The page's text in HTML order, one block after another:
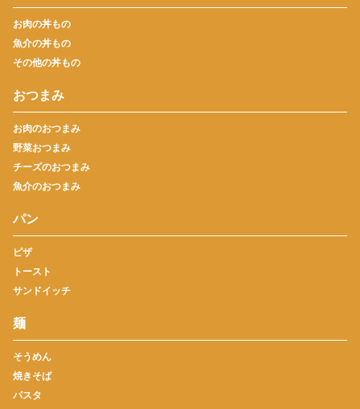
お肉の丼もの
魚介の丼もの
その他の丼もの
おつまみ
お肉のおつまみ
野菜おつまみ
チーズのおつまみ
魚介のおつまみ
パン
ピザ
トースト
サンドイッチ
麺
そうめん
焼きそば
パスタ